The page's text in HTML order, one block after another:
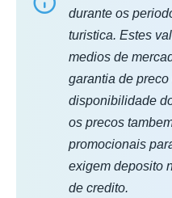
durante os
turistica. Estes
medios de
garantia de
disponibilidade
os precos
promocionais
exigem deposito
de credito.